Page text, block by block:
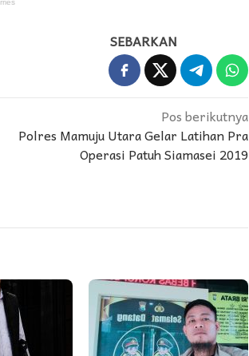
SEBARKAN
Pos berikutnya
Polres Mamuju Utara Gelar Latihan Pra
Operasi Patuh Siamasei 2019